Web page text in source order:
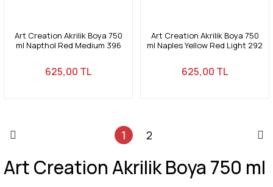
Art Creation Akrilik Boya 750
ml Napthol Red Medium 396
625,00 TL
Art Creation Akrilik Boya 750
ml Naples Yellow Red Light 292
625,00 TL
1 2
Art Creation Akrilik Boya 750 ml